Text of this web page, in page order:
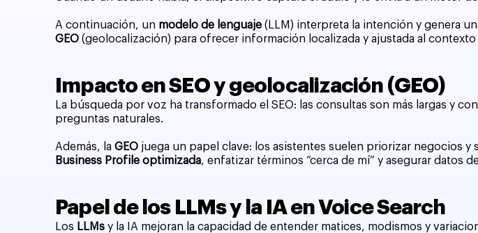
A continuación, un modelo de lenguaje (LLM) interpreta la intención y genera
GEO (geolocalización) para ofrecer información localizada y ajustada al contexto
Impacto en SEO y geolocalización (GEO)
La búsqueda por voz ha transformado el SEO: las consultas son más largas y
preguntas naturales.
Además, laGEO juega un papel clave: los asistentes suelen priorizar negocios
Business Profile optimizada, enfatizar términos “cerca de mí” y asegurar datos
Papel de los LLMs y la IA en Voice Search
Los LLMs y la IA mejoran la capacidad de entender matices, modismos y